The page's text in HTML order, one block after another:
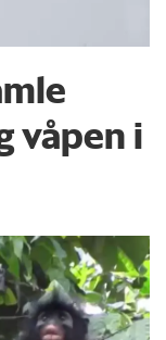
våpen i